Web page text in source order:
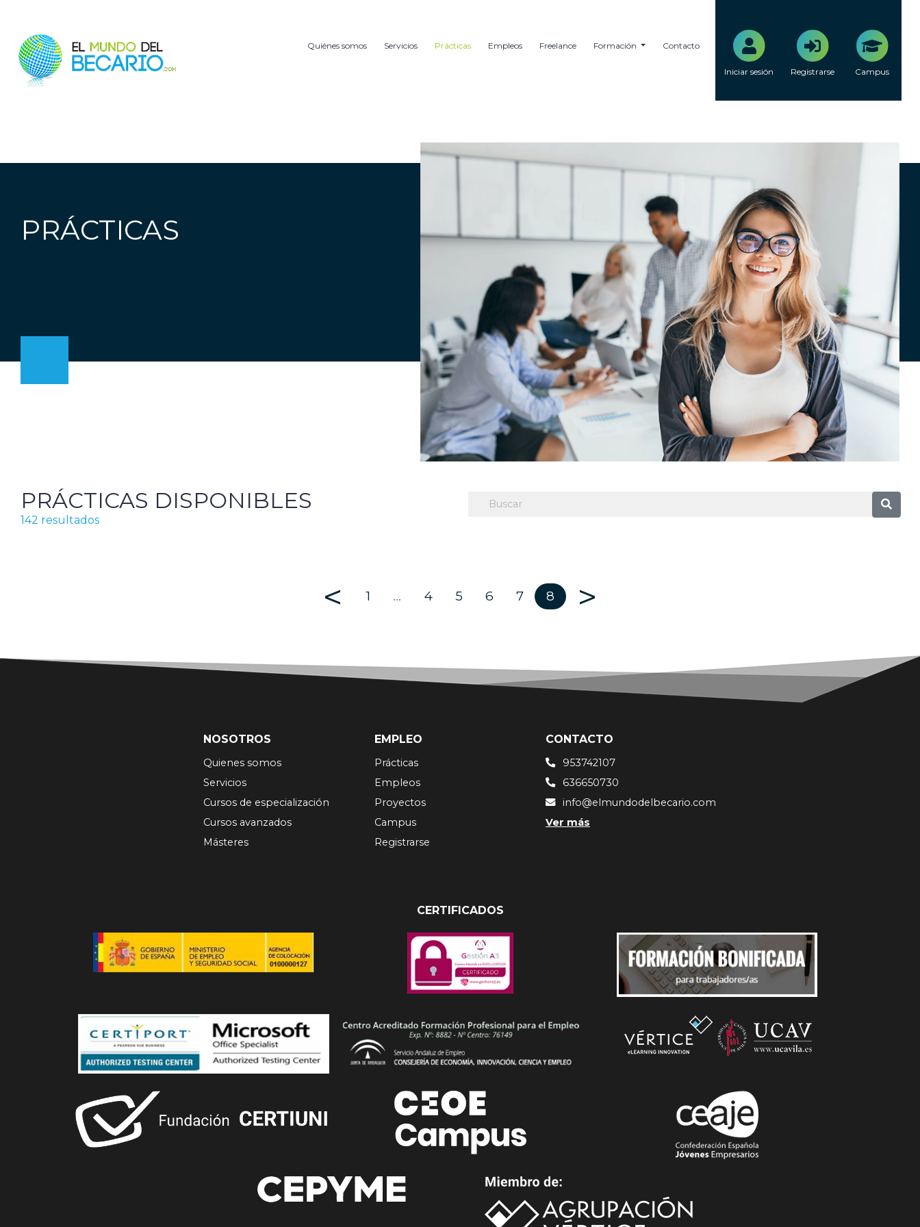
Quiénes somos Servicios Prácticas Empleos Freelance Formación Contacto
Iniciar sesión Registrarse Campus
PRÁCTICAS
PRÁCTICAS DISPONIBLES
142 resultados
< 1 … 4 5 6 7 8 >
NOSOTROS
Quienes somos
Servicios
Cursos de especialización
Cursos avanzados
Másteres
EMPLEO
Prácticas
Empleos
Proyectos
Campus
Registrarse
CONTACTO
953742107
636650730
info@elmundodelbecario.com
Ver más
CERTIFICADOS